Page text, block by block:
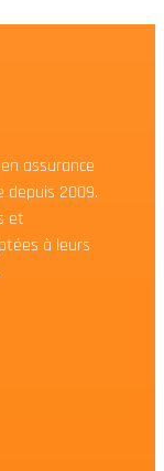
assurance
depuis 2009.
et
à leurs